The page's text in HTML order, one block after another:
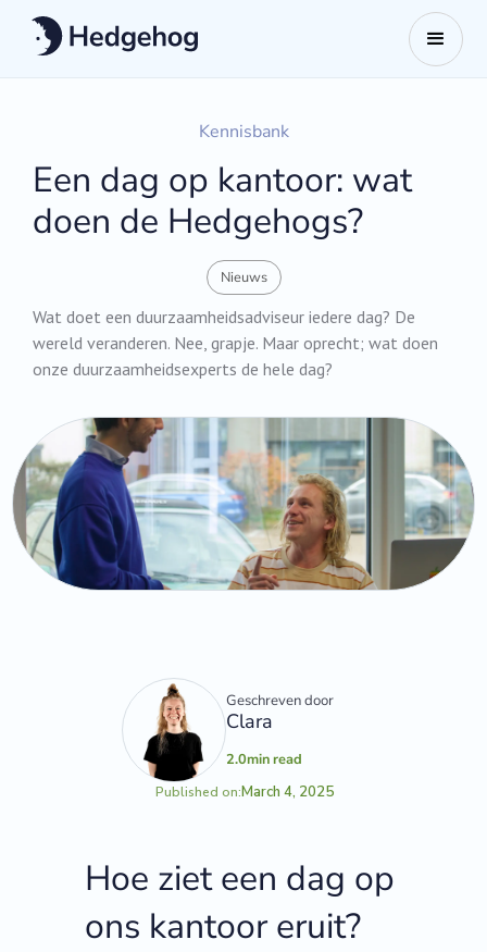
Kennisbank
Een dag op kantoor: wat
doen de Hedgehogs?
Nieuws
Wat doet een duurzaamheidsadviseur iedere dag? De
wereld veranderen. Nee, grapje. Maar oprecht; wat doen
onze duurzaamheidsexperts de hele dag?
Geschreven door
Clara
2.0min read
Published on:March 4, 2025
Hoe ziet een dag op
ons kantoor eruit?